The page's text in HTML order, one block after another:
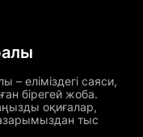
– еліміздегі саяси,
бірегей жоба.
оқиғалар,
тыс